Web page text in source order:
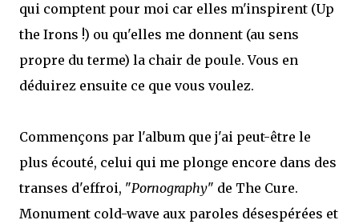
qui comptent pour moi car elles m'inspirent (Up
the Irons !) ou qu'elles me donnent (au sens
propre du terme) la chair de poule. Vous en
déduirez ensuite ce que vous voulez.
Commençons par l'album que j'ai peut-être le
plus écouté, celui qui me plonge encore dans des
transes d'effroi, "Pornography" de The Cure.
Monument cold-wave aux paroles désespérées et